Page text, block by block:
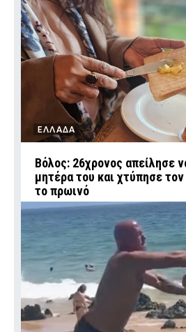
ΕΛΛΑΔΑ
Βόλος: 26χρονος απείλησε
μητέρα του και χτύπησε
το πρωινό